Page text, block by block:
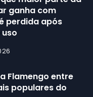
ganha com
perdida após
Flamengo entre
populares do